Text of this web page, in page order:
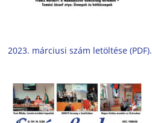
2023. márciusi szám letöltése (PDF).